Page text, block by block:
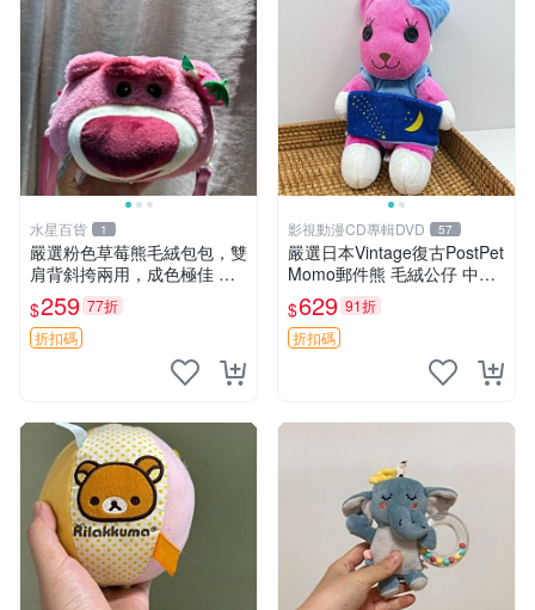
水星百貨 1
嚴選粉色草莓熊毛絨包包，雙
肩背斜挎兩用，成色極佳 精
準關鍵詞：草莓熊 包包 毛絨
$259 77折
折扣碼
影視動漫CD專輯DVD 57
嚴選日本Vintage復古PostPet
Momo郵件熊 毛絨公仔 中古
玩偶 快遞包到 默認次日達 po
stpet momo 玩具 玩偶
$629 91折
折扣碼